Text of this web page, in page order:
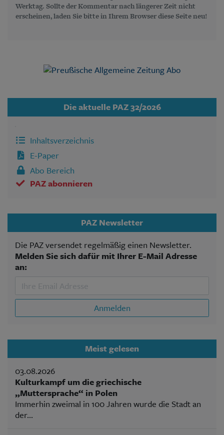
Werktag. Sollte der Kommentar nach längerer Zeit nicht
erscheinen, laden Sie bitte in Ihrem Browser diese Seite neu!
Die aktuelle PAZ 32/2026
Inhaltsverzeichnis
E-Paper
Abo Bereich
PAZ abonnieren
PAZ Newsletter
Die PAZ versendet regelmäßig einen Newsletter.
Melden Sie sich dafür mit Ihrer E-Mail Adresse
an:
Anmelden
Meist gelesen
03.08.2026
Kulturkampf um die griechische
„Muttersprache“ in Polen
Immerhin zweimal in 100 Jahren wurde die Stadt an
der...